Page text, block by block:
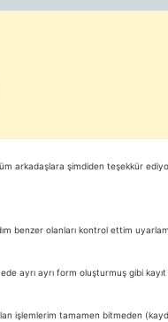
arkadaşlara şimdiden teşekkür
benzer olanları kontrol ettim
ayrı ayrı form oluşturmuş gibi kayıt
işlemlerim tamamen bitmeden